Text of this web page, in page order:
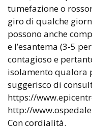
tumefazione o
giro di qualche
possono anche
e l’esantema (3-5
contagioso e
isolamento qualora
suggerisco di
https://
http://
Con cordialità.